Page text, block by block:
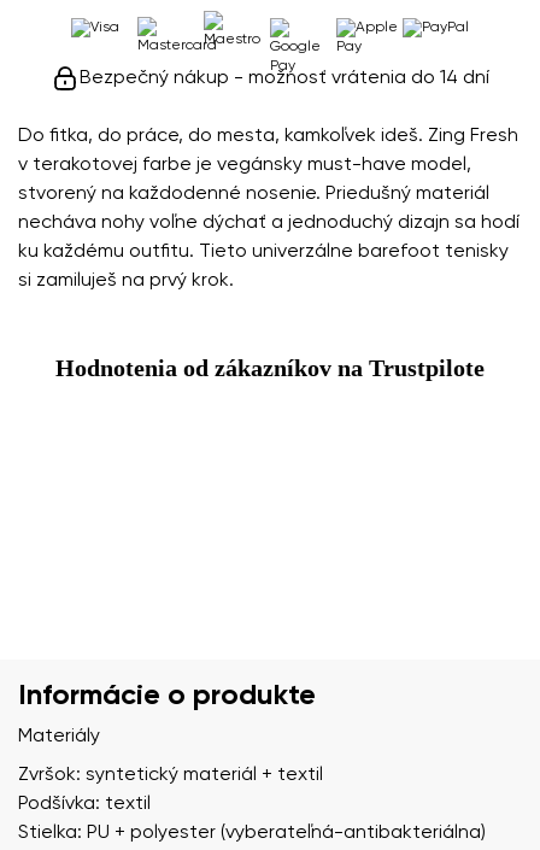
Do fitka, do práce, do mesta, kamkoľvek ideš. Zing Fresh
v terakotovej farbe je vegánsky must-have model,
stvorený na každodenné nosenie. Priedušný materiál
necháva nohy voľne dýchať a jednoduchý dizajn sa hodí
ku každému outfitu. Tieto univerzálne barefoot tenisky
si zamiluješ na prvý krok.
Bezpečný nákup - možnosť vrátenia do 14 dní
Hodnotenia od zákazníkov na Trustpilote
Informácie o produkte
Materiály
Zvršok: syntetický materiál + textil
Podšívka: textil
Stielka: PU + polyester (vyberateľná-antibakteriálna)